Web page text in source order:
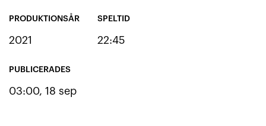
PRODUKTIONSÅR
2021
PUBLICERADES
03:00, 18 sep
SPELTID
22:45